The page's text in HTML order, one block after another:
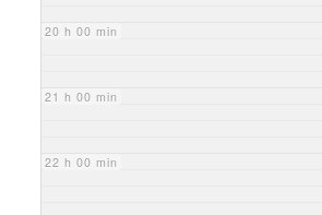
20 h 00 min
21 h 00 min
22 h 00 min